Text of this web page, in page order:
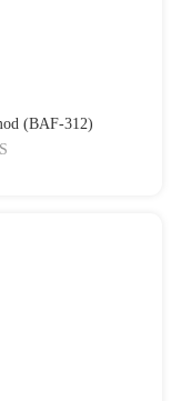
(BAF-312)